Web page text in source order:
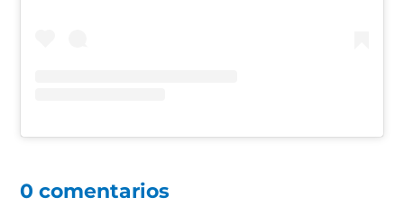
0 comentarios